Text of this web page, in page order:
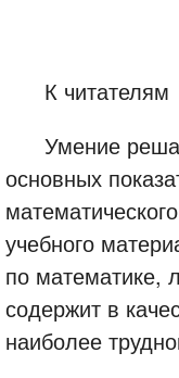
К читателям
Умение
основных
учебного
по математике,
содержит в
наиболее